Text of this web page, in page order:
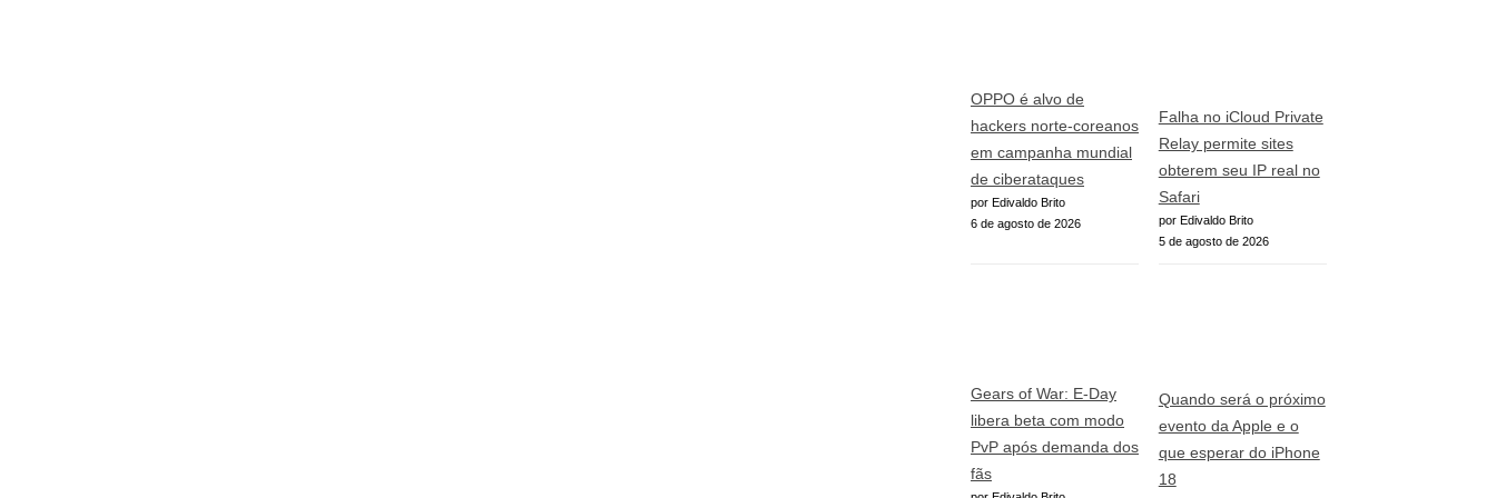
OPPO é alvo de
hackers norte-coreanos
em campanha mundial
de ciberataques
por Edivaldo Brito
6 de agosto de 2026
Falha no iCloud Private
Relay permite sites
obterem seu IP real no
Safari
por Edivaldo Brito
5 de agosto de 2026
Gears of War: E-Day
libera beta com modo
PvP após demanda dos
fãs
Quando será o próximo
evento da Apple e o
que esperar do iPhone
18